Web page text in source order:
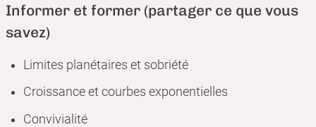
Informer et former (partager ce que vous
savez)
Limites planétaires et sobriété
Croissance et courbes exponentielles
Convivialité